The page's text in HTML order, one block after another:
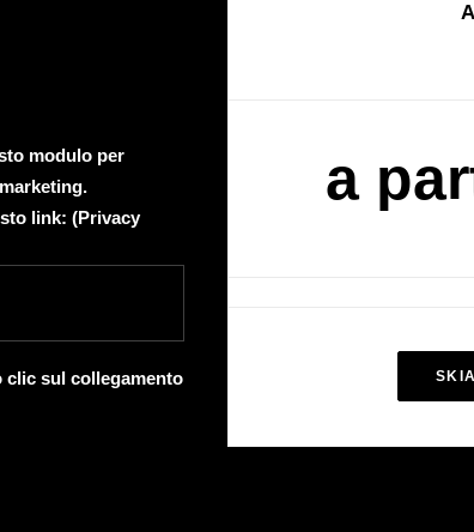
modulo per
link: (Privacy
clic sul collegamento
a